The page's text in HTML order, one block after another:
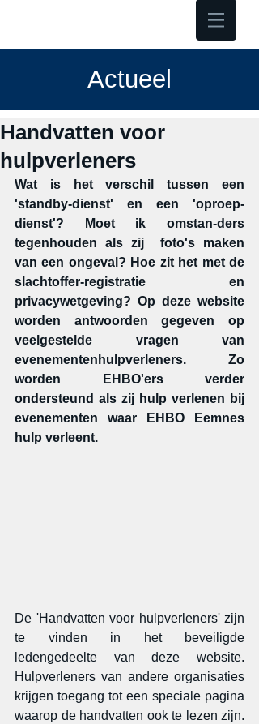
Actueel
Handvatten voor
hulpverleners
Wat is het verschil tussen een
'standby-dienst' en een 'oproep-
dienst'? Moet ik omstan-ders
tegenhouden als zij  foto's maken
van een ongeval? Hoe zit het met de
slachtoffer-registratie en
privacywetgeving? Op deze website
worden antwoorden gegeven op
veelgestelde vragen van
evenementenhulpverleners. Zo
worden EHBO'ers verder
ondersteund als zij hulp verlenen bij
evenementen waar EHBO Eemnes
hulp verleent.
De 'Handvatten voor hulpverleners' zijn
te vinden in het beveiligde
ledengedeelte van deze website.
Hulpverleners van andere organisaties
krijgen toegang tot een speciale pagina
waarop de handvatten ook te lezen zijn.